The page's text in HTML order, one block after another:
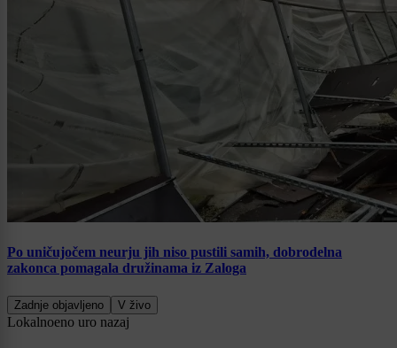
Po uničujočem neurju jih niso pustili samih, dobrodelna
zakonca pomagala družinama iz Zaloga
Zadnje objavljeno V živo
Lokalnoeno uro nazaj